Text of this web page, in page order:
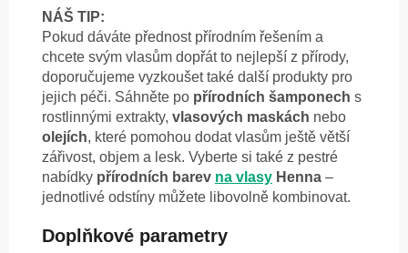
NÁŠ TIP:
Pokud dáváte přednost přírodním řešením a
chcete svým vlasům dopřát to nejlepší z přírody,
doporučujeme vyzkoušet také další produkty pro
jejich péči. Sáhněte po přírodních šamponech s
rostlinnými extrakty, vlasových maskách nebo
olejích, které pomohou dodat vlasům ještě větší
zářivost, objem a lesk. Vyberte si také z pestré
nabídky přírodních barev na vlasy Henna –
jednotlivé odstíny můžete libovolně kombinovat.
Doplňkové parametry